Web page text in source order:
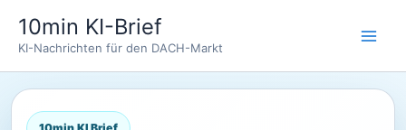
Inhalt
springen
10min KI-Brief
KI-Nachrichten für den DACH-Markt